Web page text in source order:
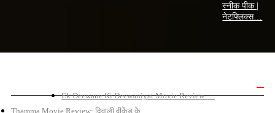
स्नीक पीक |
नेटफ्लिक्स…
Ek Deewane Ki Deewaniyat Movie Review:…
Thamma Movie Review: दिवाली वीकेंड के…